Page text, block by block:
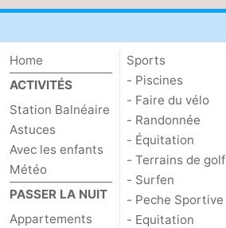
Home
ACTIVITÉS
Station Balnéaire
Astuces
Avec les enfants
Météo
PASSER LA NUIT
Appartements
Sports
- Piscines
- Faire du vélo
- Randonnée
- Équitation
- Terrains de golf
- Surfen
- Peche Sportive
- Equitation